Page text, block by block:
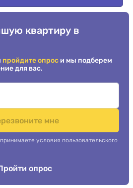
квартиру в
пройдите опрос и мы подберем
для вас.
мне
условия пользовательского
опрос